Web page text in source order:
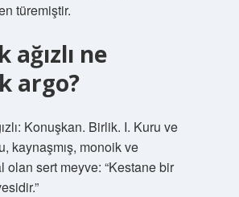
türemiştir.
ağızlı ne
argo?
Konuşkan. Birlik. I. Kuru ve
kaynaşmış, monoik ve
olan sert meyve: “Kestane bir